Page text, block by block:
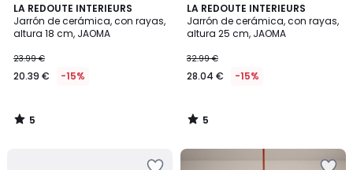
LA REDOUTE INTERIEURS
Jarrón de cerámica, con rayas,
altura 18 cm, JAOMA
23.99 €
20.39 € -15%
5
/
5
5
/
LA REDOUTE INTERIEURS
Jarrón de cerámica, con rayas,
altura 25 cm, JAOMA
32.99 €
28.04 € -15%
5
/
5
5
/